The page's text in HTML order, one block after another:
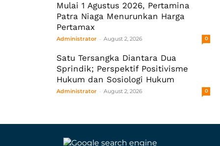
Mulai 1 Agustus 2026, Pertamina
Patra Niaga Menurunkan Harga
Pertamax
Administrator - August 2, 2026 0
Satu Tersangka Diantara Dua
Sprindik; Perspektif Positivisme
Hukum dan Sosiologi Hukum
Administrator - August 2, 2026 0